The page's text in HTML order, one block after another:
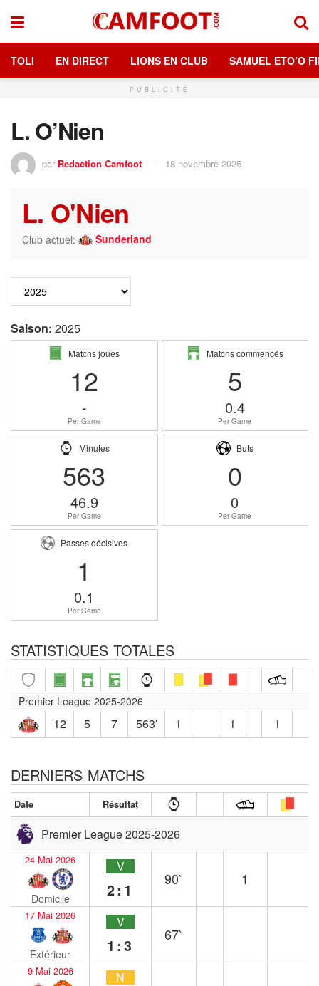
TOLI EN DIRECT LIONS EN CLUB SAMUEL ETO’O
PUBLICITÉ
L. O’Nien
par Redaction Camfoot 18 novembre 2025
L. O'Nien
Club actuel: Sunderland
Saison: 2025
Matchs joués
12
-
Per Game
Matchs commencés
5
0.4
Per Game
Minutes
563
46.9
Per Game
Buts
0
0
Per Game
Passes décisives
1
0.1
Per Game
STATISTIQUES TOTALES
Premier League 2025-2026
12 5 7 563′ 1 1 1
DERNIERS MATCHS
Date Résultat
Premier League 2025-2026
24 Mai 2026
Domicile
V
2:1
90` 1
17 Mai 2026
Extérieur
V
1:3
67`
9 Mai 2026 N